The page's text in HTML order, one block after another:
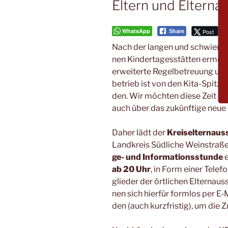
Eltern und
WhatsApp Share Post
Nach der lan­gen und
nen Kin­der­ta­ges­stät­ten
erwei­ter­te Regel­be­treu­ung
be­trieb ist von den Kita-
den. Wir möch­ten die­se Zeit
auch über das zukünf­ti­ge
Daher lädt der
Land­kreis Süd­li­che
ge- und Infor­ma­ti­ons­stun­de
ab 20 Uhr, in Form einer
glie­der der ört­li­chen
nen sich hier­für form­los per
den (auch kurz­fris­tig), um die